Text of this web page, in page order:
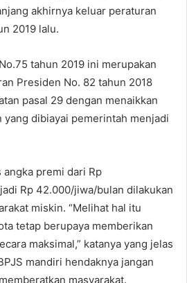
akhirnya keluar peraturan
2019 lalu.
tahun 2019 ini merupakan
Presiden No. 82 tahun 2018
pasal 29 dengan menaikkan
yang dibiayai pemerintah menjadi
premi dari Rp
Rp 42.000/jiwa/bulan dilakukan
miskin. “Melihat hal itu
tetap berupaya memberikan
maksimal,” katanya yang jelas
mandiri hendaknya jangan
masyarakat.